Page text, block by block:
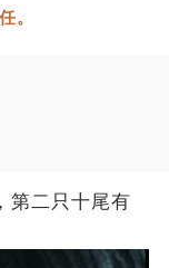
。
第二只十尾有